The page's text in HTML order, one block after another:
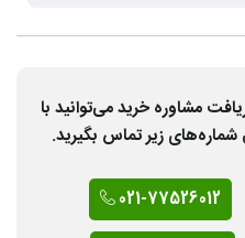
مشاوره خرید می‌توانید با
شماره‌های زیر تماس بگیرید.
021-77526012